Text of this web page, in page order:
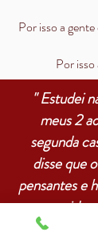
Por isso a
Por
" Estudei
meus 2
segunda
disse que
pensantes e
para a
certa!